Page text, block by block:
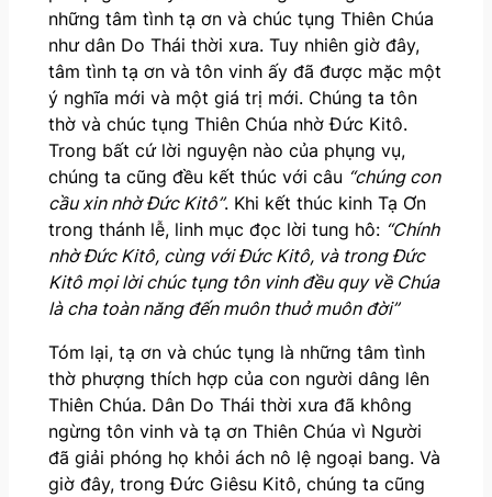
những tâm tình tạ ơn và chúc tụng Thiên Chúa
như dân Do Thái thời xưa. Tuy nhiên giờ đây,
tâm tình tạ ơn và tôn vinh ấy đã được mặc một
ý nghĩa mới và một giá trị mới. Chúng ta tôn
thờ và chúc tụng Thiên Chúa nhờ Đức Kitô.
Trong bất cứ lời nguyện nào của phụng vụ,
chúng ta cũng đều kết thúc với câu “chúng con
cầu xin nhờ Đức Kitô”. Khi kết thúc kinh Tạ Ơn
trong thánh lễ, linh mục đọc lời tung hô: “Chính
nhờ Đức Kitô, cùng với Đức Kitô, và trong Đức
Kitô mọi lời chúc tụng tôn vinh đều quy về Chúa
là cha toàn năng đến muôn thuở muôn đời”
Tóm lại, tạ ơn và chúc tụng là những tâm tình
thờ phượng thích hợp của con người dâng lên
Thiên Chúa. Dân Do Thái thời xưa đã không
ngừng tôn vinh và tạ ơn Thiên Chúa vì Người
đã giải phóng họ khỏi ách nô lệ ngoại bang. Và
giờ đây, trong Đức Giêsu Kitô, chúng ta cũng